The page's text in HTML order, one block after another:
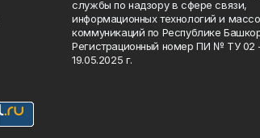
службы по надзору в сфере связи,
информационных технологий и
коммуникаций по Республике
Регистрационный номер ПИ № ТУ 02
19.05.2025 г.